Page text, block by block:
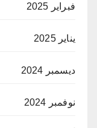
فبراير 2025
يناير 2025
ديسمبر 2024
نوفمبر 2024